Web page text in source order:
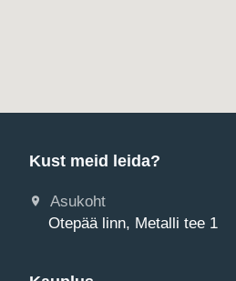
Kust meid leida?
Asukoht
Otepää linn, Metalli tee 1